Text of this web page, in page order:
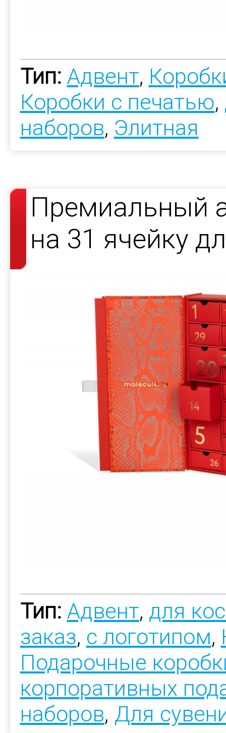
Тип: Адвент,
Коробки с печатью,
наборов, Элитная
Премиальный
на 31 ячейку
Тип: Адвент, для
заказ, с логотипом,
Подарочные
корпоративных
наборов, Для